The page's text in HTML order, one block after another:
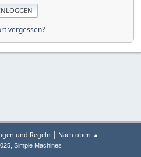
vergessen?
und Regeln | Nach oben ▲
, Simple Machines